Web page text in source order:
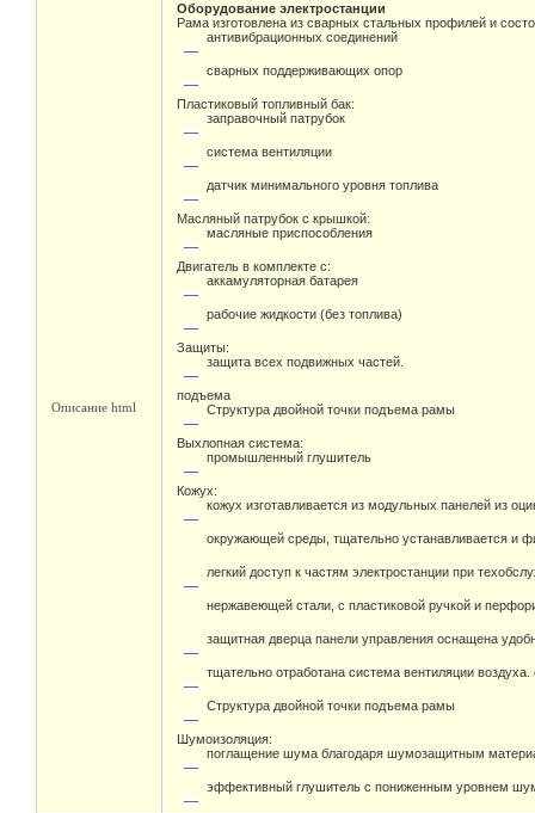
Описание html
Оборудование электростанции
Рама изготовлена из сварных стальных профилей и
антивибрационных соединений
сварных поддерживающих опор
Пластиковый топливный бак:
заправочный патрубок
система вентиляции
датчик минимального уровня топлива
Масляный патрубок с крышкой:
масляные приспособления
Двигатель в комплекте с:
аккамуляторная батарея
рабочие жидкости (без топлива)
Защиты:
защита всех подвижных частей.
подъема
Структура двойной точки подъема рамы
Выхлопная система:
промышленный глушитель
Кожух:
кожух изготавливается из модульных панелей из
окружающей среды, тщательно устанавливается и
легкий доступ к частям электростанции при
нержавеющей стали, с пластиковой ручкой и
защитная дверца панели управления оснащена
тщательно отработана система вентиляции
Структура двойной точки подъема рамы
Шумоизоляция:
поглащение шума благодаря шумозащитным
эффективный глушитель с пониженным уровнем